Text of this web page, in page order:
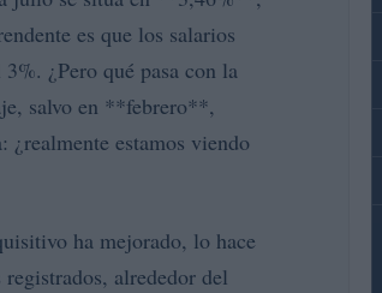
es que los salarios
¿Pero qué pasa con la
salvo en **febrero**,
estamos viendo
ha mejorado, lo hace
alrededor del